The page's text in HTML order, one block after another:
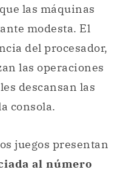
las máquinas
modesta. El
del procesador,
las operaciones
descansan las
consola.
juegos presentan
al número